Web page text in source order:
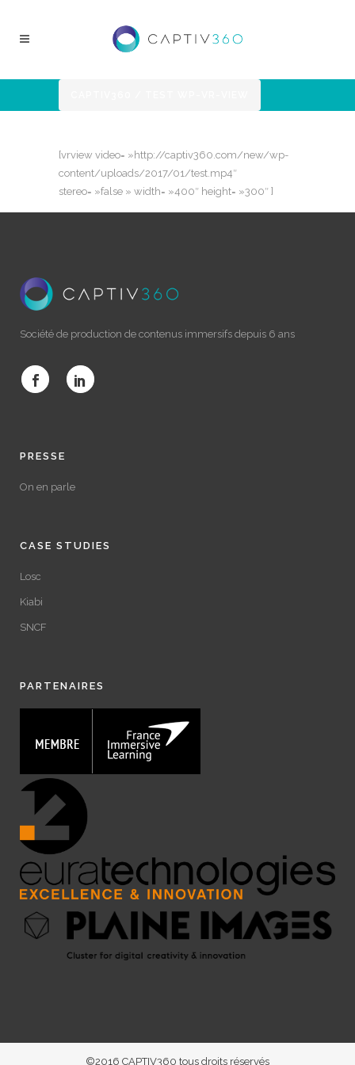
[vrview video= »http://captiv360.com/new/wp-
content/uploads/2017/01/test.mp4″
stereo= »false » width= »400″ height= »300″ ]
Société de production de contenus immersifs depuis 6 ans
PRESSE
On en parle
CASE STUDIES
Losc
Kiabi
SNCF
PARTENAIRES
©2016 CAPTIV360 tous droits réservés